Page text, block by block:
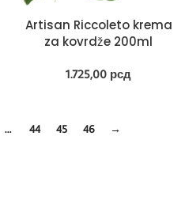
Artisan Riccoleto krema
za kovrdže 200ml
1.725,00 рсд
… 44 45 46 →